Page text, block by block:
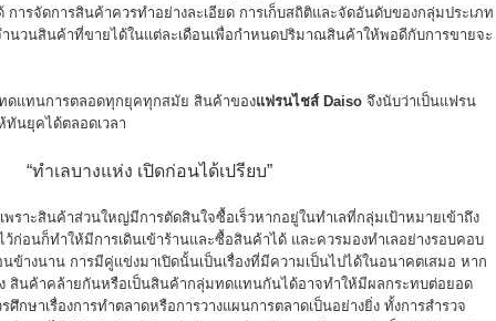
การจัดการสินค้าควรทำอย่างละเอียด การเก็บสถิติและจัดอันดับของกลุ่มประเภท
นวนสินค้าที่ขายได้ในแต่ละเดือนเพื่อกำหนดปริมาณสินค้าให้พอดีกับการขายจะ
นการตลอดทุกยุคทุกสมัย สินค้าของแฟรนไชส์ Daiso จึงนับว่าเป็นแฟรน
นยุคได้ตลอดเวลา
“ทำเลบางแห่ง เปิดก่อนได้เปรียบ”
ะสินค้าส่วนใหญ่มีการตัดสินใจซื้อเร็วหากอยู่ในทำเลที่กลุ่มเป้าหมายเข้าถึง
ก่อนก็ทำให้มีการเดินเข้าร้านและซื้อสินค้าได้ และควรมองทำเลอย่างรอบคอบ
ข้างนาน การมีคู่แข่งมาเปิดนั้นเป็นเรื่องที่มีความเป็นไปได้ในอนาคตเสมอ หาก
สินค้าคล้ายกันหรือเป็นสินค้ากลุ่มทดแทนกันได้อาจทำให้มีผลกระทบต่อยอด
กษาเรื่องการทำตลาดหรือการวางแผนการตลาดเป็นอย่างยิ่ง ทั้งการสำรวจ